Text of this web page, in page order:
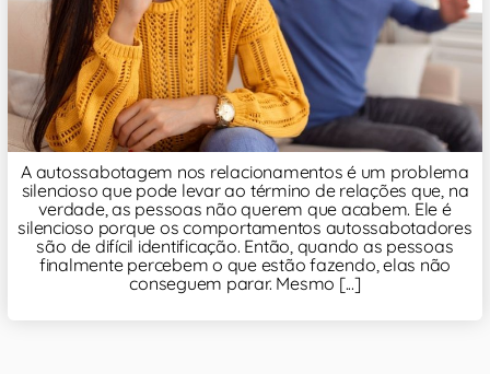
A autossabotagem nos relacionamentos é um problema
silencioso que pode levar ao término de relações que, na
verdade, as pessoas não querem que acabem. Ele é
silencioso porque os comportamentos autossabotadores
são de difícil identificação. Então, quando as pessoas
finalmente percebem o que estão fazendo, elas não
conseguem parar. Mesmo [...]